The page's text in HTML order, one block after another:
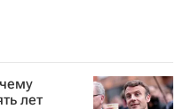
лет